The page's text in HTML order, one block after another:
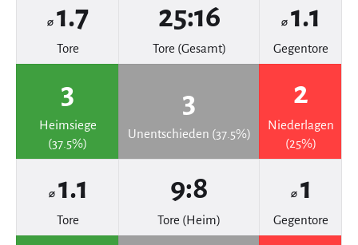
⌀ 1.7
Tore
25:16
Tore (Gesamt)
⌀ 1.1
Gegentore
3
Heimsiege
(37.5%)
3
Unentschieden (37.5%)
2
Niederlagen
(25%)
⌀ 1.1
Tore
9:8
Tore (Heim)
⌀ 1
Gegentore